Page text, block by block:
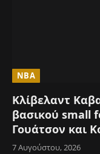
NBA
Κλίβελαντ
βασικού small
Γουάτσον και
7 Αυγούστου, 2026